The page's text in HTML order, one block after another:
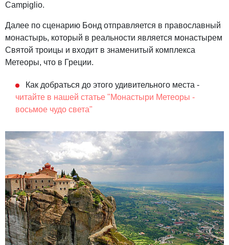
Campiglio.
Далее по сценарию Бонд отправляется в православный
монастырь, который в реальности является монастырем
Святой троицы и входит в знаменитый комплекса
Метеоры, что в Греции.
Как добраться до этого удивительного места -
читайте в нашей статье "Монастыри Метеоры -
восьмое чудо света"